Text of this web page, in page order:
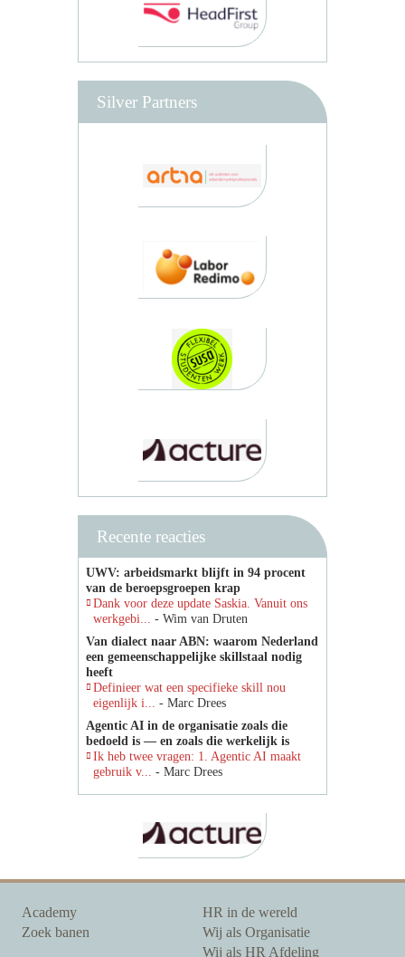
Silver Partners
Recente reacties
UWV: arbeidsmarkt blijft in 94 procent
van de beroepsgroepen krap
Dank voor deze update Saskia. Vanuit ons
werkgebi... - Wim van Druten
Van dialect naar ABN: waarom Nederland
een gemeenschappelijke skillstaal nodig
heeft
Definieer wat een specifieke skill nou
eigenlijk i... - Marc Drees
Agentic AI in de organisatie zoals die
bedoeld is — en zoals die werkelijk is
Ik heb twee vragen: 1. Agentic AI maakt
gebruik v... - Marc Drees
Academy
Zoek banen
HR in de wereld
Wij als Organisatie
Wij als HR Afdeling